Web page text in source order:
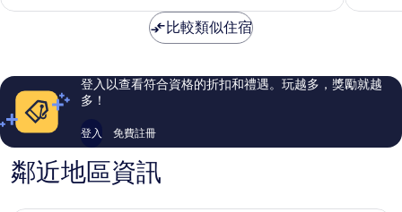
極
評
論
為
NT$3,990
極
評
論
比較類似住宿
登入以查看符合資格的折扣和禮遇。玩越多，獎勵就越
多！
登入 免費註冊
鄰近地區資訊